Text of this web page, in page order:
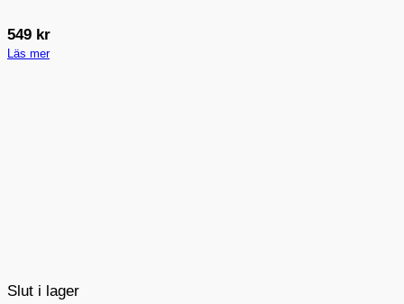
Slut i lager
549 kr
Läs mer